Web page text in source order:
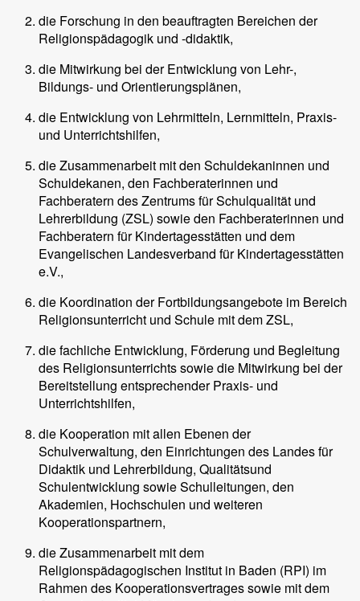
die Forschung in den beauftragten Bereichen der
Religionspädagogik und -didaktik,
die Mitwirkung bei der Entwicklung von Lehr-,
Bildungs- und Orientierungsplänen,
die Entwicklung von Lehrmitteln, Lernmitteln, Praxis-
und Unterrichtshilfen,
die Zusammenarbeit mit den Schuldekaninnen und
Schuldekanen, den Fachberaterinnen und
Fachberatern des Zentrums für Schulqualität und
Lehrerbildung (ZSL) sowie den Fachberaterinnen und
Fachberatern für Kindertagesstätten und dem
Evangelischen Landesverband für Kindertagesstätten
e.V.,
die Koordination der Fortbildungsangebote im Bereich
Religionsunterricht und Schule mit dem ZSL,
die fachliche Entwicklung, Förderung und Begleitung
des Religionsunterrichts sowie die Mitwirkung bei der
Bereitstellung entsprechender Praxis- und
Unterrichtshilfen,
die Kooperation mit allen Ebenen der
Schulverwaltung, den Einrichtungen des Landes für
Didaktik und Lehrerbildung, Qualitätsund
Schulentwicklung sowie Schulleitungen, den
Akademien, Hochschulen und weiteren
Kooperationspartnern,
die Zusammenarbeit mit dem
Religionspädagogischen Institut in Baden (RPI) im
Rahmen des Kooperationsvertrages sowie mit dem